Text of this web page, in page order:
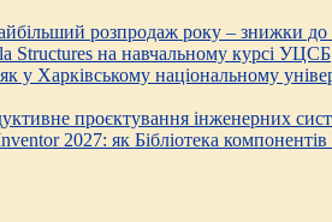
розпродаж року – знижки до
Structures на навчальному курсі УЦСБ
як у Харківському національному
проєктування інженерних
2027: як Бібліотека